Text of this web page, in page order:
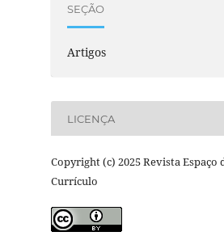
SEÇÃO
Artigos
LICENÇA
Copyright (c) 2025 Revista Espaço
Currículo